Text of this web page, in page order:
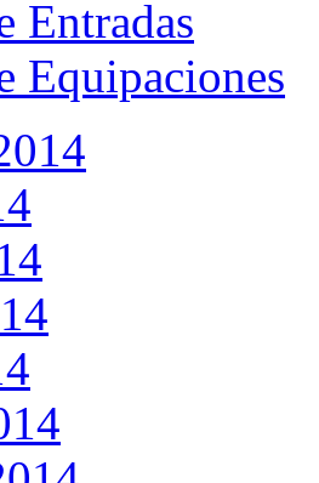
Entradas
Equipaciones